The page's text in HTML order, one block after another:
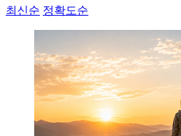
최신순 정확도순